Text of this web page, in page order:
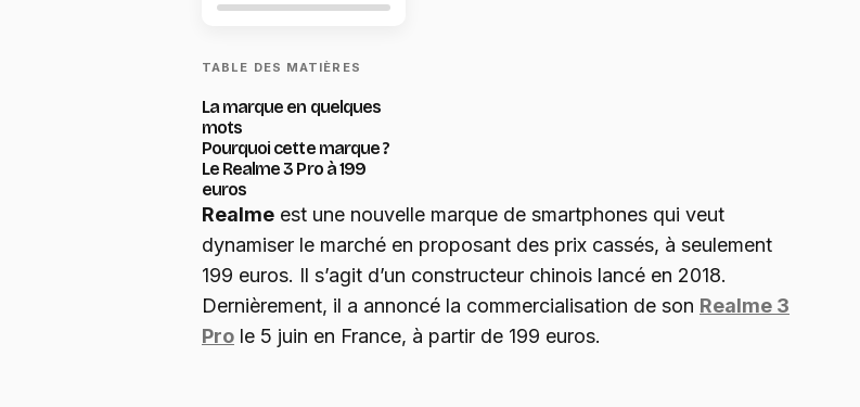
TABLE DES MATIÈRES
La marque en quelques
mots
Pourquoi cette marque ?
Le Realme 3 Pro à 199
euros
Realme est une nouvelle marque de smartphones qui veut
dynamiser le marché en proposant des prix cassés, à seulement
199 euros. Il s’agit d’un constructeur chinois lancé en 2018.
Dernièrement, il a annoncé la commercialisation de son Realme 3
Pro le 5 juin en France, à partir de 199 euros.